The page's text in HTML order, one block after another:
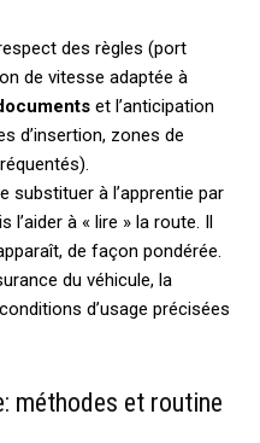
des règles (port
de vitesse adaptée à
et l’anticipation
d’insertion, zones de
substituer à l’apprentie par
à « lire » la route. Il
de façon pondérée.
du véhicule, la
d’usage précisées
méthodes et routine